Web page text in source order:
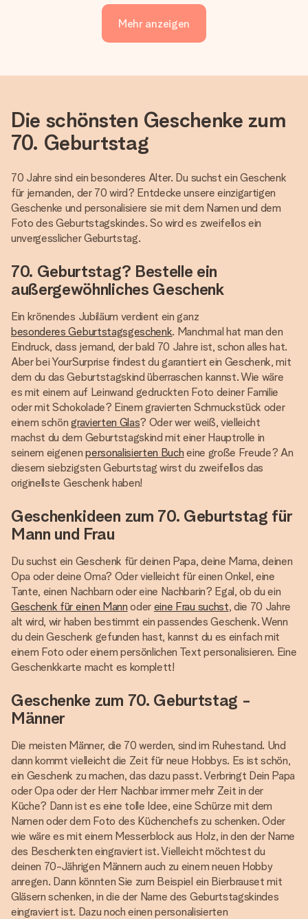
Mehr anzeigen
Die schönsten Geschenke zum
70. Geburtstag
70 Jahre sind ein besonderes Alter. Du suchst ein Geschenk
für jemanden, der 70 wird? Entdecke unsere einzigartigen
Geschenke und personalisiere sie mit dem Namen und dem
Foto des Geburtstagskindes. So wird es zweifellos ein
unvergesslicher Geburtstag.
70. Geburtstag? Bestelle ein
außergewöhnliches Geschenk
Ein krönendes Jubiläum verdient ein ganz
besonderes Geburtstagsgeschenk. Manchmal hat man den
Eindruck, dass jemand, der bald 70 Jahre ist, schon alles hat.
Aber bei YourSurprise findest du garantiert ein Geschenk, mit
dem du das Geburtstagskind überraschen kannst. Wie wäre
es mit einem auf Leinwand gedruckten Foto deiner Familie
oder mit Schokolade? Einem gravierten Schmuckstück oder
einem schöngravierten Glas? Oder wer weiß, vielleicht
machst du dem Geburtstagskind mit einer Hauptrolle in
seinem eigenenpersonalisierten Buch eine große Freude? An
diesem siebzigsten Geburtstag wirst du zweifellos das
originellste Geschenk haben!
Geschenkideen zum 70. Geburtstag für
Mann und Frau
Du suchst ein Geschenk für deinen Papa, deine Mama, deinen
Opa oder deine Oma? Oder vielleicht für einen Onkel, eine
Tante, einen Nachbarn oder eine Nachbarin? Egal, ob du ein
Geschenk für einen Mann oder eine Frau suchst, die 70 Jahre
alt wird, wir haben bestimmt ein passendes Geschenk. Wenn
du dein Geschenk gefunden hast, kannst du es einfach mit
einem Foto oder einem persönlichen Text personalisieren. Eine
Geschenkkarte macht es komplett!
Geschenke zum 70. Geburtstag -
Männer
Die meisten Männer, die 70 werden, sind im Ruhestand. Und
dann kommt vielleicht die Zeit für neue Hobbys. Es ist schön,
ein Geschenk zu machen, das dazu passt. Verbringt Dein Papa
oder Opa oder der Herr Nachbar immer mehr Zeit in der
Küche? Dann ist es eine tolle Idee, eine Schürze mit dem
Namen oder dem Foto des Küchenchefs zu schenken. Oder
wie wäre es mit einem Messerblock aus Holz, in den der Name
des Beschenkten eingraviert ist. Vielleicht möchtest du
deinen 70-Jährigen Männern auch zu einem neuen Hobby
anregen. Dann könnten Sie zum Beispiel ein Bierbrauset mit
Gläsern schenken, in die der Name des Geburtstagskindes
eingraviert ist. Dazu noch einen personalisierten